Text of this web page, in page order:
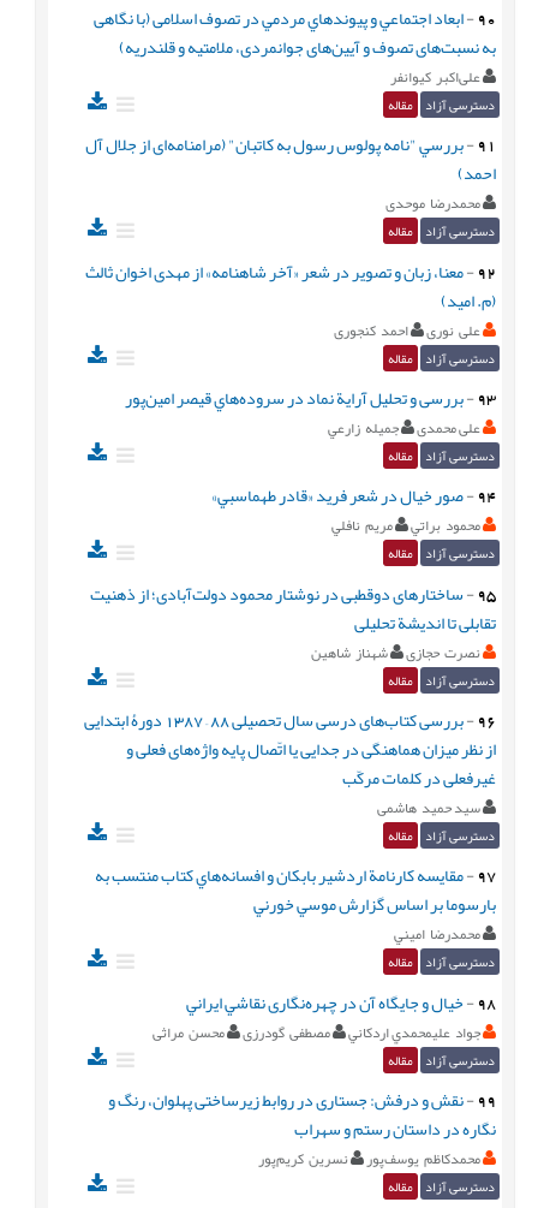
90
-ابعاد اجتماعي و پيوندهاي مردمي در تصوف اسلامی (با نگاهی
به نسبت‌های تصوف و آیین‌های جوانمردی، ملامتیه و قلندریه)
علی‌اکبر کیوانفر
دسترسی آزاد مقاله
91
-بررسي "نامه پولوس رسول به کاتبان" (مرامنامه‌ای از جلال آل
احمد)
محمدرضا موحدی
دسترسی آزاد مقاله
92
-معنا، زبان و تصویر در شعر «آخر شاهنامه» از مهدی اخوان ثالث
(م. امید)
علی نوری احمد کنجوری
دسترسی آزاد مقاله
93
-بررسی و تحلیل آرایة نماد در سروده‌هاي قيصر امين‌پور
علی محمدی جميله زارعي
دسترسی آزاد مقاله
94
-صور خيال در شعر فريد «قادر طهماسبي»
محمود براتي مريم نافلي
دسترسی آزاد مقاله
95
-ساختارهای دوقطبی در نوشتار محمود دولت‌‏آبادی؛ از ذهنیت
تقابلی تا اندیشة تحلیلی
نصرت حجازی شهناز شاهین
دسترسی آزاد مقاله
96
-
بررسی کتاب‌های درسی سال تحصيلی 88 – 1387 دورۀ ابتدايی
از نظر ميزان هماهنگی در جدایی یا اتّصال پایه واژه‌های فعلی و
غیرفعلی در کلمات مرکّب
سید حمید هاشمی
دسترسی آزاد مقاله
97
-مقايسه کارنامة اردشير بابکان و افسانه‌هاي کتاب منتسب به
بارسوما بر اساس گزارش موسي خورني
محمدرضا اميني
دسترسی آزاد مقاله
98
-خيال و جايگاه آن در چهره‌نگاری نقاشي ايراني
جواد عليمحمدي اردكاني مصطفی گودرزی محسن مراثی
دسترسی آزاد مقاله
99
-نقش و درفش: جستاری در روابط زیرساختی پهلوان، رنگ و
نگاره در داستان رستم و سهراب
محمدکاظم یوسف‌پور نسرین کریم‌پور
دسترسی آزاد مقاله